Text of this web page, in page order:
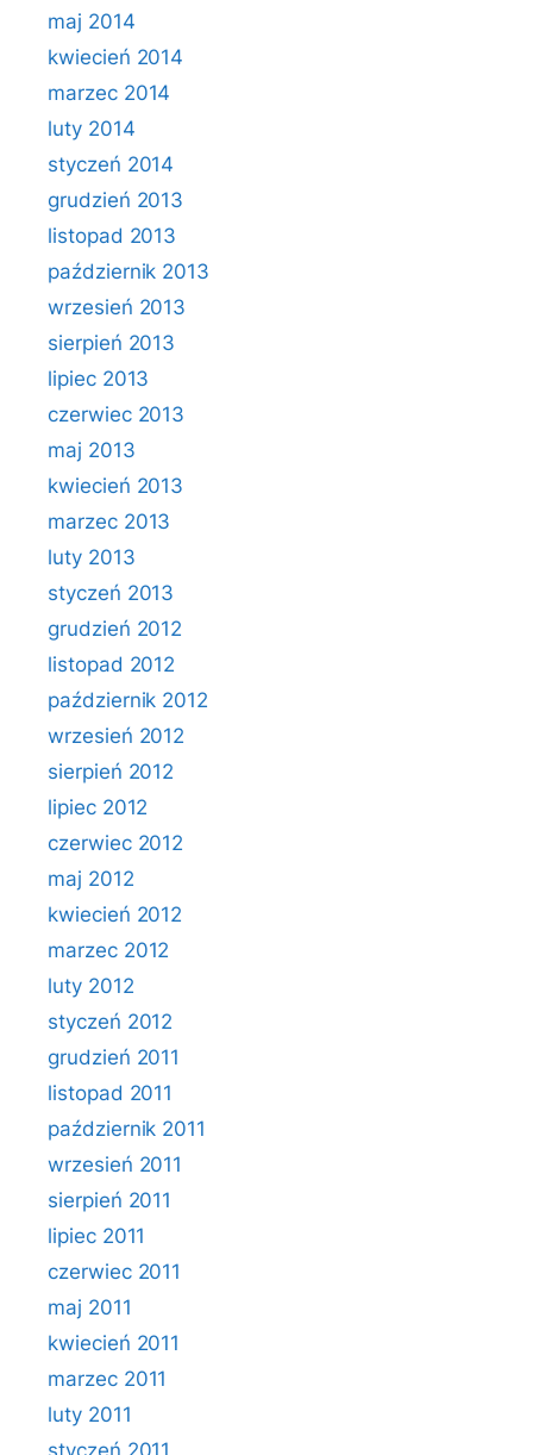
maj 2014
kwiecień 2014
marzec 2014
luty 2014
styczeń 2014
grudzień 2013
listopad 2013
październik 2013
wrzesień 2013
sierpień 2013
lipiec 2013
czerwiec 2013
maj 2013
kwiecień 2013
marzec 2013
luty 2013
styczeń 2013
grudzień 2012
listopad 2012
październik 2012
wrzesień 2012
sierpień 2012
lipiec 2012
czerwiec 2012
maj 2012
kwiecień 2012
marzec 2012
luty 2012
styczeń 2012
grudzień 2011
listopad 2011
październik 2011
wrzesień 2011
sierpień 2011
lipiec 2011
czerwiec 2011
maj 2011
kwiecień 2011
marzec 2011
luty 2011
styczeń 2011